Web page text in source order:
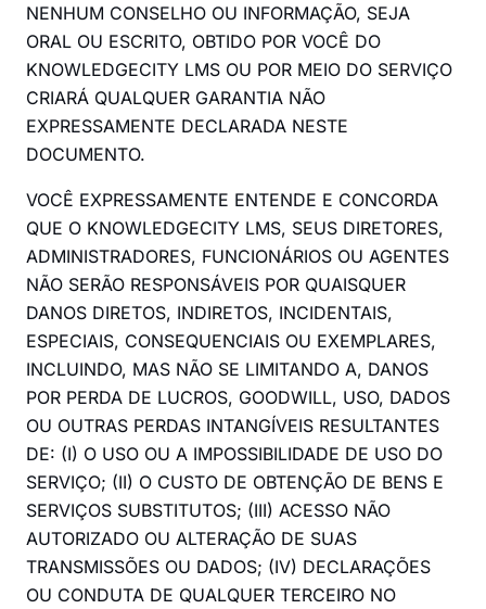
NENHUM CONSELHO OU INFORMAÇÃO, SEJA
ORAL OU ESCRITO, OBTIDO POR VOCÊ DO
KNOWLEDGECITY LMS OU POR MEIO DO SERVIÇO
CRIARÁ QUALQUER GARANTIA NÃO
EXPRESSAMENTE DECLARADA NESTE
DOCUMENTO.
VOCÊ EXPRESSAMENTE ENTENDE E CONCORDA
QUE O KNOWLEDGECITY LMS, SEUS DIRETORES,
ADMINISTRADORES, FUNCIONÁRIOS OU AGENTES
NÃO SERÃO RESPONSÁVEIS POR QUAISQUER
DANOS DIRETOS, INDIRETOS, INCIDENTAIS,
ESPECIAIS, CONSEQUENCIAIS OU EXEMPLARES,
INCLUINDO, MAS NÃO SE LIMITANDO A, DANOS
POR PERDA DE LUCROS, GOODWILL, USO, DADOS
OU OUTRAS PERDAS INTANGÍVEIS RESULTANTES
DE: (I) O USO OU A IMPOSSIBILIDADE DE USO DO
SERVIÇO; (II) O CUSTO DE OBTENÇÃO DE BENS E
SERVIÇOS SUBSTITUTOS; (III) ACESSO NÃO
AUTORIZADO OU ALTERAÇÃO DE SUAS
TRANSMISSÕES OU DADOS; (IV) DECLARAÇÕES
OU CONDUTA DE QUALQUER TERCEIRO NO